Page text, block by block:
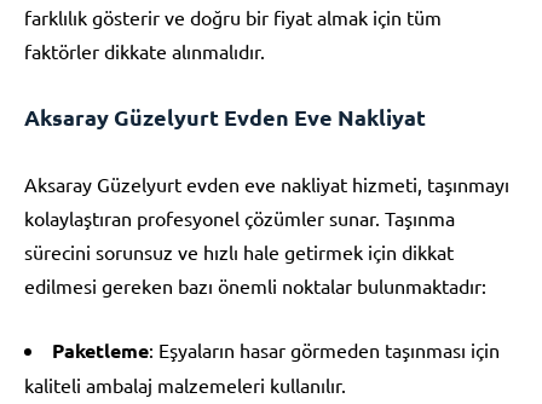
farklılık gösterir ve doğru bir fiyat almak için tüm
faktörler dikkate alınmalıdır.
Aksaray Güzelyurt Evden Eve Nakliyat
Aksaray Güzelyurt evden eve nakliyat hizmeti, taşınmayı
kolaylaştıran profesyonel çözümler sunar. Taşınma
sürecini sorunsuz ve hızlı hale getirmek için dikkat
edilmesi gereken bazı önemli noktalar bulunmaktadır:
Paketleme: Eşyaların hasar görmeden taşınması için
kaliteli ambalaj malzemeleri kullanılır.